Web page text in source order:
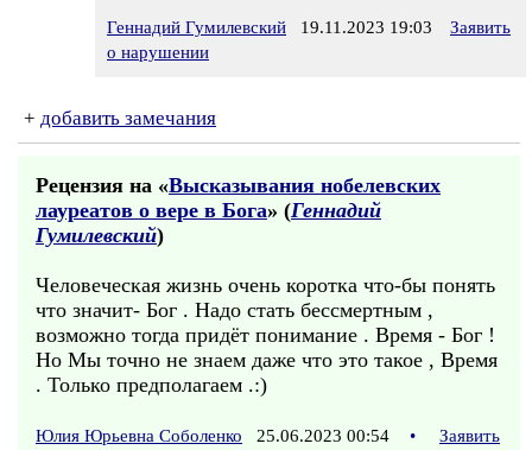
Геннадий Гумилевский 19.11.2023 19:03
Заявить
о нарушении
+ добавить замечания
Рецензия на «Высказывания нобелевских
лауреатов о вере в Бога» (Геннадий
Гумилевский)
Человеческая жизнь очень коротка что-бы понять
что значит- Бог . Надо стать бессмертным ,
возможно тогда придёт понимание . Время - Бог !
Но Мы точно не знаем даже что это такое , Время
. Только предполагаем .:)
Юлия Юрьевна Соболенко 25.06.2023 00:54 •
Заявить